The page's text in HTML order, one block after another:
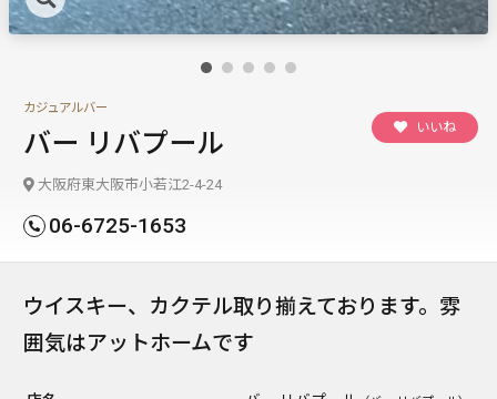
カジュアルバー
バー リバプール
大阪府東大阪市小若江2-4-24
06-6725-1653
いいね
ウイスキー、カクテル取り揃えております。雰
囲気はアットホームです